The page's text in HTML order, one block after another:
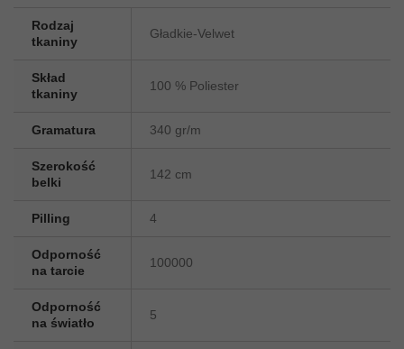
Rodzaj
tkaniny
Gładkie-Velwet
Skład
tkaniny
100 % Poliester
Gramatura 340 gr/m
Szerokość
belki
142 cm
Pilling 4
Odporność
na tarcie
100000
Odporność
na światło
5